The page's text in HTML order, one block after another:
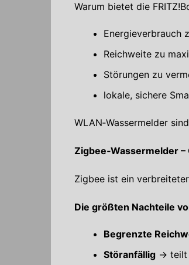
Warum bietet die
Energieverbrauch
Reichweite zu
Störungen zu
lokale, sichere
WLAN‑Wassermelder
Zigbee‑Wassermelder
Zigbee ist ein
Die größten Nachteile
Begrenzte
Störanfällig → teilt